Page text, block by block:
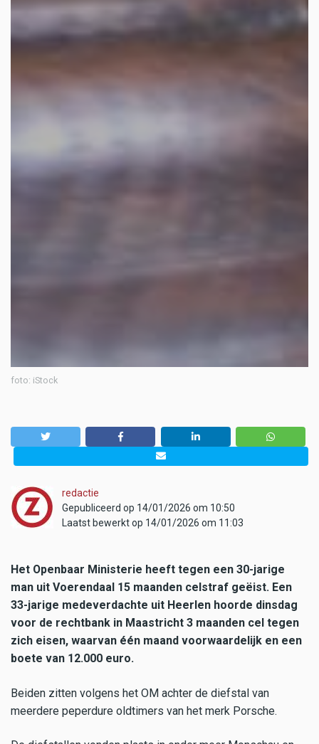
foto: iStock
redactie
Gepubliceerd op 14/01/2026 om 10:50
Laatst bewerkt op 14/01/2026 om 11:03
Het Openbaar Ministerie heeft tegen een 30-jarige
man uit Voerendaal 15 maanden celstraf geëist. Een
33-jarige medeverdachte uit Heerlen hoorde dinsdag
voor de rechtbank in Maastricht 3 maanden cel tegen
zich eisen, waarvan één maand voorwaardelijk en een
boete van 12.000 euro.
Beiden zitten volgens het OM achter de diefstal van
meerdere peperdure oldtimers van het merk Porsche.